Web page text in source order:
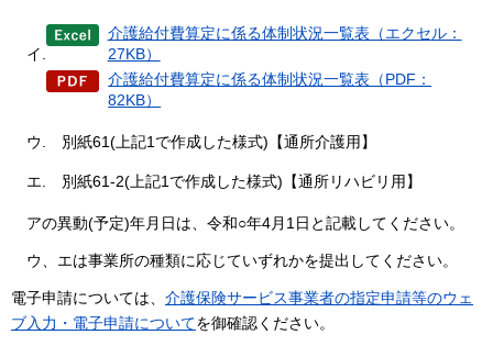
イ.
介護給付費算定に係る体制状況一覧表（エクセル：
27KB）
介護給付費算定に係る体制状況一覧表（PDF：
82KB）
ウ. 別紙61(上記1で作成した様式)【通所介護用】
エ. 別紙61-2(上記1で作成した様式)【通所リハビリ用】
アの異動(予定)年月日は、令和○年4月1日と記載してください。
ウ 、エは事業所の種類に応じていずれかを提出してください。
電子申請については、 介護保険サービス事業者の指定申請等のウェ
ブ入力・電子申請についてを御確認ください。